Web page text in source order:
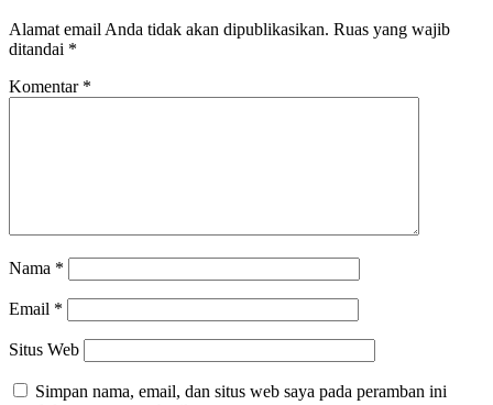
Alamat email Anda tidak akan dipublikasikan. Ruas yang wajib
ditandai *
Komentar *
Nama *
Email *
Situs Web
Simpan nama, email, dan situs web saya pada peramban ini